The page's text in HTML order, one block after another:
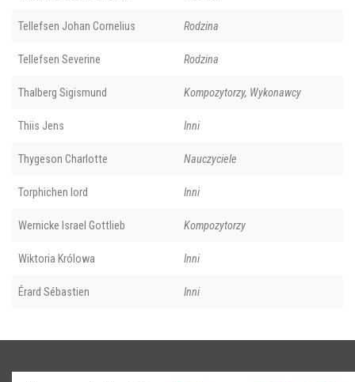
Tellefsen Johan Cornelius Rodzina
Tellefsen Severine Rodzina
Thalberg Sigismund Kompozytorzy, Wykonawcy
Thiis Jens Inni
Thygeson Charlotte Nauczyciele
Torphichen lord Inni
Wernicke Israel Gottlieb Kompozytorzy
Wiktoria Królowa Inni
Érard Sébastien Inni